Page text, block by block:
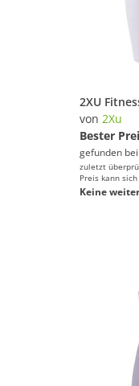
von 2Xu
Bester
gefunden bei
zuletzt
Preis kann
Keine